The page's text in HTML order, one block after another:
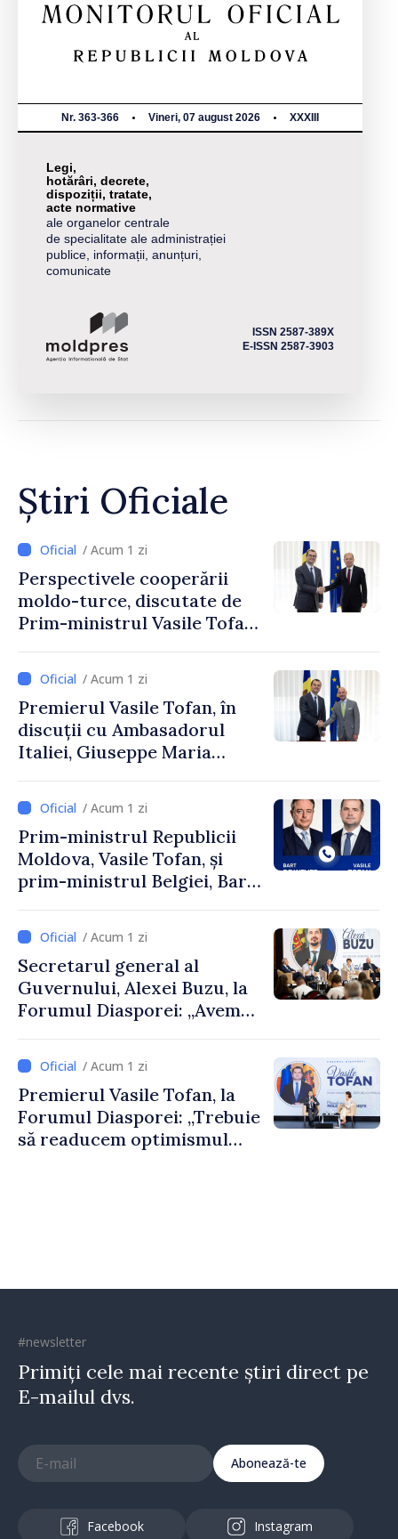
Nr. 363-366 Vineri, 07 august 2026 XXXIII
Legi,
hotărâri, decrete,
dispoziții, tratate,
acte normative
ale organelor centrale
de specialitate ale administrației
publice, informații, anunțuri,
comunicate
ISSN 2587-389X
E-ISSN 2587-3903
Știri Oficiale
/ Acum 1 zi
Perspectivele cooperării
moldo-turce, discutate de
Prim-ministrul Vasile Tofan
Uygar Mustafa Sertel
/ Acum 1 zi
Premierul Vasile Tofan, în
discuții cu Ambasadorul
Italiei, Giuseppe Maria
/ Acum 1 zi
Prim-ministrul Republicii
Moldova, Vasile Tofan, și
prim-ministrul Belgiei, Bart
despre parcursul european
al Republicii Moldova.
/ Acum 1 zi
Secretarul general al
Guvernului, Alexei Buzu, la
Forumul Diasporei: „Avem
dumneavoastră pentru a
construi comunități mai
puternice”
/ Acum 1 zi
Premierul Vasile Tofan, la
Forumul Diasporei: „Trebuie
să readucem optimismul
#newsletter
Primiți cele mai recente știri direct pe
E-mailul dvs.
Abonează-te
Facebook Instagram